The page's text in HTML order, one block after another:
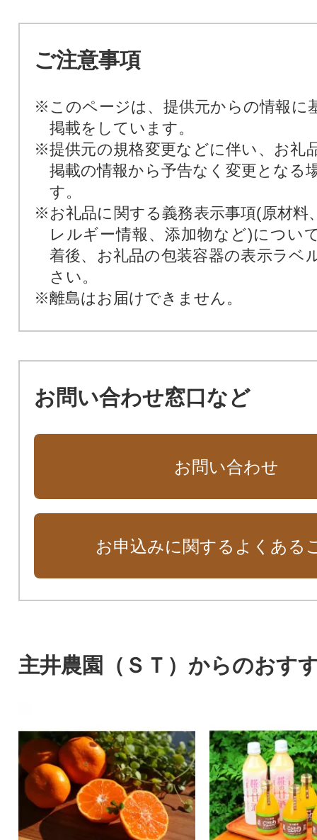
ご注意事項
※このページは、提供元からの情報に
掲載をしています。
※提供元の規格変更などに伴い、お礼
掲載の情報から予告なく変更となる
す。
※お礼品に関する義務表示事項(原材料
レルギー情報、添加物など)につい
着後、お礼品の包装容器の表示ラベ
さい。
※離島はお届けできません。
お問い合わせ窓口など
お問い合わせ
お申込みに関するよくある
主井農園（ＳＴ）からのおす